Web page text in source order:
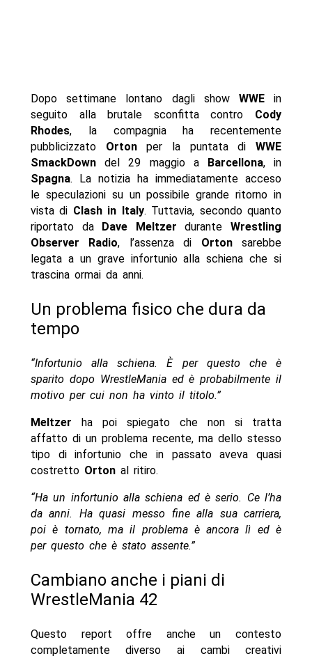
Dopo settimane lontano dagli show WWEin
seguito alla brutale sconfitta contro Cody
Rhodes, la compagnia ha recentemente
pubblicizzato Ortonper la puntata diWWE
SmackDowndel 29 maggio a Barcellona, in
Spagna. La notizia ha immediatamente acceso
le speculazioni su un possibile grande ritorno in
vista di Clash in Italy. Tuttavia, secondo quanto
riportato da
Dave Meltzer duranteWrestling
Observer
Radio, l’assenza di Ortonsarebbe
legata a un grave infortunio alla schiena che si
trascina ormai da anni.
Un problema fisico che dura da
tempo
“Infortunio alla schiena. È per questo che è
sparito dopo WrestleMania ed è probabilmente il
motivo per cui non ha vinto il titolo.”
Meltzer ha poi spiegato che non si tratta
affatto di un problema recente, ma dello stesso
tipo di infortunio che in passato aveva quasi
costretto Ortonal ritiro.
“Ha un infortunio alla schiena ed è serio. Ce l’ha
da anni. Ha quasi messo fine alla sua carriera,
poi è tornato, ma il problema è ancora lì ed è
per questo che è stato assente.”
Cambiano anche i piani di
WrestleMania 42
Questo report offre anche un contesto
completamente diverso ai cambi creativi